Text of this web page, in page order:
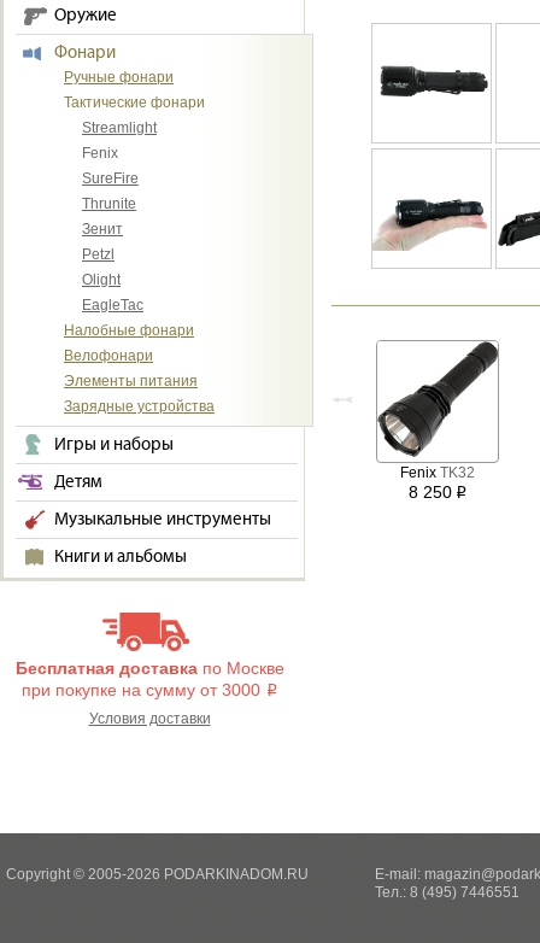
Оружие
Фонари
Ручные фонари
Тактические фонари
Streamlight
Fenix
SureFire
Thrunite
Зенит
Petzl
Olight
EagleTac
Налобные фонари
Велофонари
Элементы питания
Зарядные устройства
Игры и наборы
Детям
Музыкальные инструменты
Книги и альбомы
Бесплатная доставкапо Москве
при покупке на сумму от 3000 i
Условия доставки
Fenix TK32
8 250 i
Copyright © 2005-2026 PODARKINADOM.RU E-mail:
Тел.: 8 (495) 7446551